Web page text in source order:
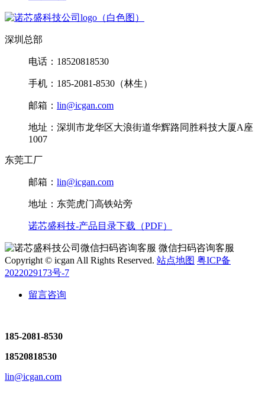
深圳总部
电话：18520818530
手机：185-2081-8530（林生）
邮箱： lin@icgan.com
地址：深圳市龙华区大浪街道华辉路同胜科技大厦A座
1007
东莞工厂
邮箱： lin@icgan.com
地址：东莞虎门高铁站旁
诺芯盛科技-产品目录下载（PDF）
微信扫码咨询客服
Copyright © icgan All Rights Reserved. 站点地图 粤ICP备
2022029173号-7
留言咨询
185-2081-8530
18520818530
lin@icgan.com